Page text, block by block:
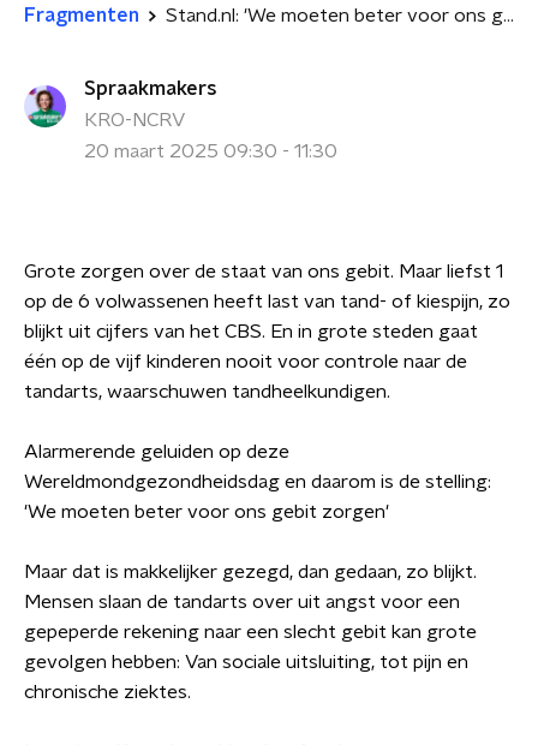
Fragmenten Stand.nl: 'We moeten beter voor ons gebit zorgen'
Spraakmakers
KRO-NCRV
20 maart 2025 09:30 - 11:30
Grote zorgen over de staat van ons gebit. Maar liefst 1
op de 6 volwassenen heeft last van tand- of kiespijn, zo
blijkt uit cijfers van het CBS. En in grote steden gaat
één op de vijf kinderen nooit voor controle naar de
tandarts, waarschuwen tandheelkundigen.
Alarmerende geluiden op deze
Wereldmondgezondheidsdag en daarom is de stelling:
'We moeten beter voor ons gebit zorgen'
Maar dat is makkelijker gezegd, dan gedaan, zo blijkt.
Mensen slaan de tandarts over uit angst voor een
gepeperde rekening naar een slecht gebit kan grote
gevolgen hebben: Van sociale uitsluiting, tot pijn en
chronische ziektes.